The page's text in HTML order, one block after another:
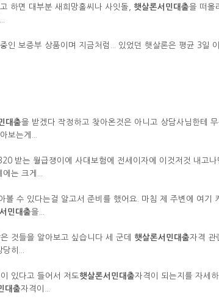
하면 대부분 새희망홀씨나 사잇돌,
햇살론서민대출을 떠올
인 보증부 상품이며 지금처럼... 있었던 햇살론은 평균 3일
대출을 받겠다 작정하고 찾아온것은 아니고 상담사님한테
보는게...
받는 월급쟁이에 사대보험에 전세이자에 이것저것 내고나
는 크게...
볼 수 있다는걸 알고서 준비를 했어요. 마침 제 주변에 여기
민대출을...
것들을 알아보고 싶습니다 세 군데 햇살론서민대출자격 관
히...
있다고 들어서 저도햇살론서민대출자격이 되는지를 자세
대출자격이...